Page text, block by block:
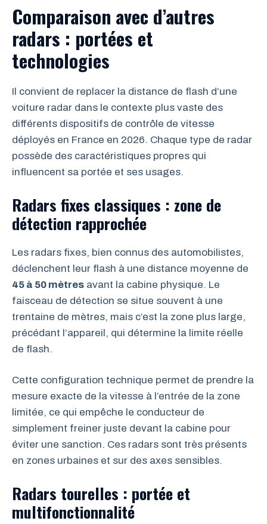
Comparaison avec d’autres
radars : portées et
technologies
Il convient de replacer la distance de flash d’une
voiture radar dans le contexte plus vaste des
différents dispositifs de contrôle de vitesse
déployés en France en 2026. Chaque type de radar
possède des caractéristiques propres qui
influencent sa portée et ses usages.
Radars fixes classiques : zone de
détection rapprochée
Les radars fixes, bien connus des automobilistes,
déclenchent leur flash à une distance moyenne de
45 à 50 mètres avant la cabine physique. Le
faisceau de détection se situe souvent à une
trentaine de mètres, mais c’est la zone plus large,
précédant l’appareil, qui détermine la limite réelle
de flash.
Cette configuration technique permet de prendre la
mesure exacte de la vitesse à l’entrée de la zone
limitée, ce qui empêche le conducteur de
simplement freiner juste devant la cabine pour
éviter une sanction. Ces radars sont très présents
en zones urbaines et sur des axes sensibles.
Radars tourelles : portée et
multifonctionnalité